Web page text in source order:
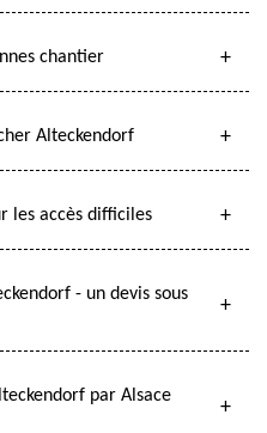
chantier
Alteckendorf
les accès difficiles
- un devis sous
par Alsace